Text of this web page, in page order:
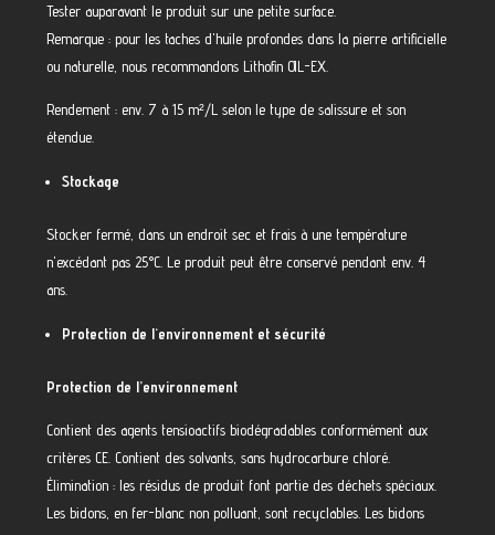
Tester auparavant le produit sur une petite surface.
Remarque : pour les taches d'huile profondes dans la pierre artificielle
ou naturelle, nous recommandons Lithofin OIL-EX.
Rendement : env. 7 à 15 m²/L selon le type de salissure et son
étendue.
Stockage
Stocker fermé, dans un endroit sec et frais à une température
n'excédant pas 25°C. Le produit peut être conservé pendant env. 4
ans.
Protection de l'environnement et sécurité
Protection de l’environnement
Contient des agents tensioactifs biodégradables conformément aux
critères CE. Contient des solvants, sans hydrocarbure chloré.
Élimination : les résidus de produit font partie des déchets spéciaux.
Les bidons, en fer-blanc non polluant, sont recyclables. Les bidons